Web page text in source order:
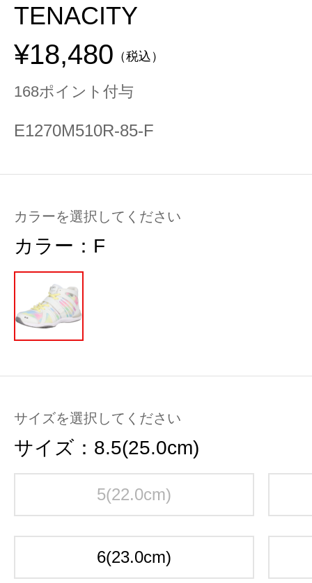
TENACITY
¥18,480 （税込）
168ポイント付与
E1270M510R-85-F
カラーを選択してください
カラー： F
サイズを選択してください
サイズ： 8.5(25.0cm)
5(22.0cm)
6(23.0cm)